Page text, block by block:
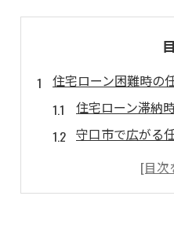
住宅ローン困難時の
住宅ローン滞納
守口市で広がる
任意売却を取り